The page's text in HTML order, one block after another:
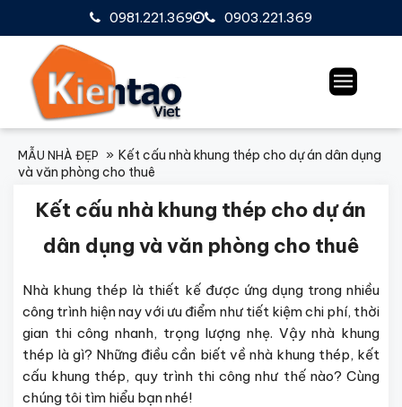
0903.221.369
0981.221.369
MẪU NHÀ ĐẸP
Kết cấu nhà khung thép cho dự án dân dụng
và văn phòng cho thuê
Kết cấu nhà khung thép cho dự án
dân dụng và văn phòng cho thuê
Nhà khung thép là thiết kế được ứng dụng trong nhiều
công trình hiện nay với ưu điểm như tiết kiệm chi phí, thời
gian thi công nhanh, trọng lượng nhẹ. Vậy nhà khung
thép là gì? Những điều cần biết về nhà khung thép, kết
cấu khung thép, quy trình thi công như thế nào? Cùng
chúng tôi tìm hiểu bạn nhé!